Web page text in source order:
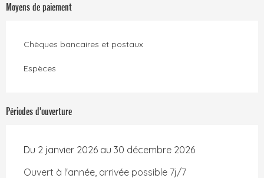
Moyens de paiement
Chèques bancaires et postaux
Espèces
Périodes d'ouverture
Du 2 janvier 2026 au 30 décembre 2026
Ouvert à l'année, arrivée possible 7j/7